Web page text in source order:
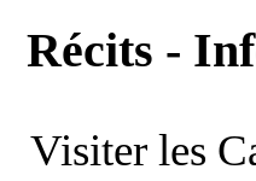
Récits -
Visiter les